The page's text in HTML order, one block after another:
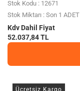
Stok Kodu : 12671
Stok Miktarı : Son 1 ADET
Kdv Dahil Fiyat
52.037,84 TL
Ücretsiz Kargo